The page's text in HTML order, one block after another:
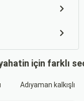
için farklı
Adıyaman kalkışlı